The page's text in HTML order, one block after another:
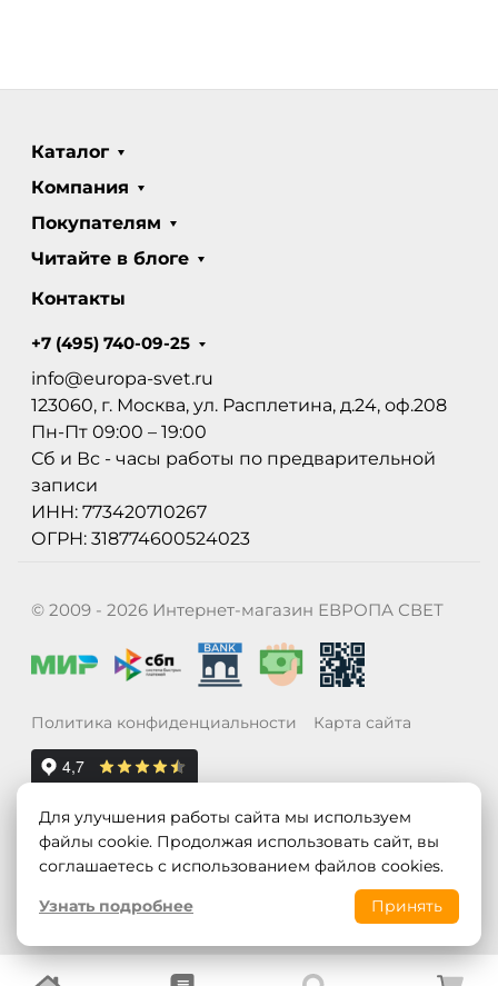
Каталог
Компания
Покупателям
Читайте в блоге
Контакты
+7 (495) 740-09-25
info@europa-svet.ru
123060, г. Москва, ул. Расплетина, д.24, оф.208
Пн-Пт 09:00 – 19:00
Сб и Вс - часы работы по предварительной
записи
ИНН: 773420710267
ОГРН: 318774600524023
© 2009 - 2026 Интернет-магазин ЕВРОПА СВЕТ
Политика конфиденциальности Карта сайта
Для улучшения работы сайта мы используем
файлы cookie. Продолжая использовать сайт, вы
соглашаетесь с использованием файлов cookies.
Узнать подробнее
Принять